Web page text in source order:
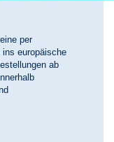
per
ins europäische
ab